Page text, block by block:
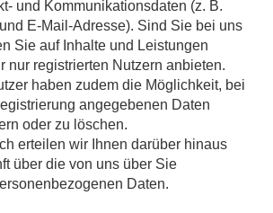
und Kommunikationsdaten (z. B.
E-Mail-Adresse). Sind Sie bei uns
Sie auf Inhalte und Leistungen
nur registrierten Nutzern anbieten.
haben zudem die Möglichkeit, bei
angegebenen Daten
oder zu löschen.
erteilen wir Ihnen darüber hinaus
über die von uns über Sie
Daten.